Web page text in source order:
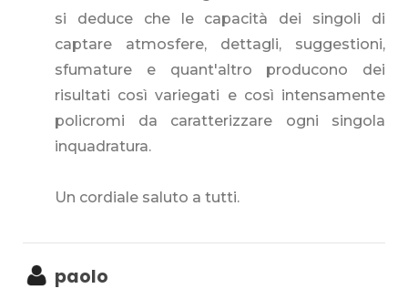
si deduce che le capacità dei singoli di
captare atmosfere, dettagli, suggestioni,
sfumature e quant'altro producono dei
risultati così variegati e così intensamente
policromi da caratterizzare ogni singola
inquadratura.
Un cordiale saluto a tutti.
paolo